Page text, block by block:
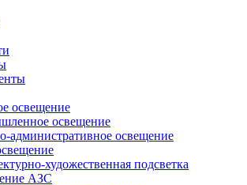
освещение
освещение
административное освещение
художественная подсветка
АЗС